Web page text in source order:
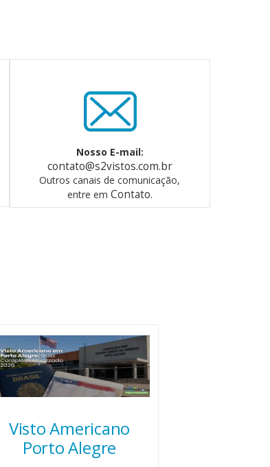
Nosso E-mail:
contato@s2vistos.com.br
Outros canais de comunicação,
entre em Contato.
Visto Americano
Porto Alegre